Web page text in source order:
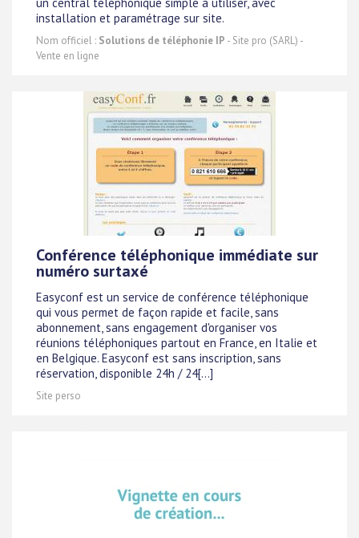
installation et paramétrage sur site.
Nom officiel : Solutions de téléphonie IP - Site pro (SARL) -
Vente en ligne
Conférence téléphonique immédiate sur
numéro surtaxé
Easyconf est un service de conférence téléphonique
qui vous permet de façon rapide et facile, sans
abonnement, sans engagement d'organiser vos
réunions téléphoniques partout en France, en Italie et
en Belgique. Easyconf est sans inscription, sans
réservation, disponible 24h / 24[...]
Site perso